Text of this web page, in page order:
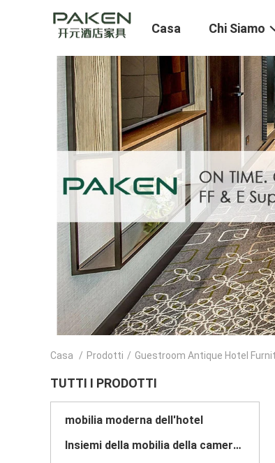
Casa Chi Siamo
Casa / Prodotti / Guestroom Antique Hotel
TUTTI I PRODOTTI
mobilia moderna dell'hotel
Insiemi della mobilia della camera da letto dell'hotel